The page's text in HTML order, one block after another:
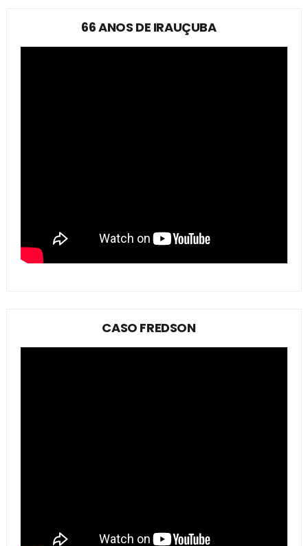
66 ANOS DE IRAUÇUBA
CASO FREDSON